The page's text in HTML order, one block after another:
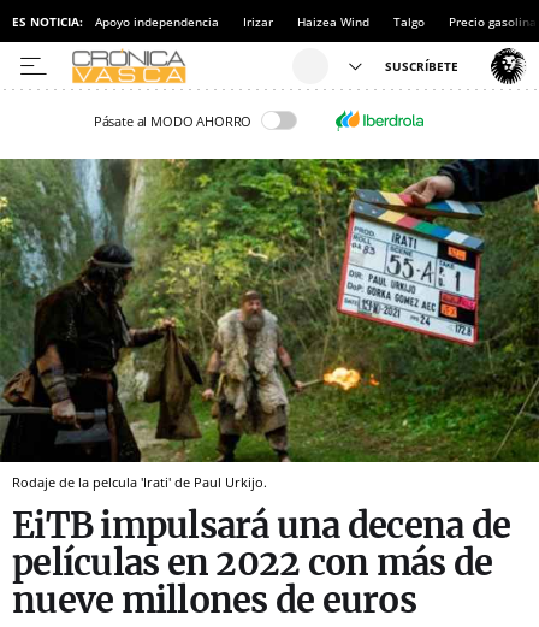
ES NOTICIA: Apoyo independencia Irizar Haizea Wind Talgo Precio gasolina
Pásate al MODO AHORRO
Rodaje de la pelcula 'Irati' de Paul Urkijo.
EiTB impulsará una decena de
películas en 2022 con más de
nueve millones de euros